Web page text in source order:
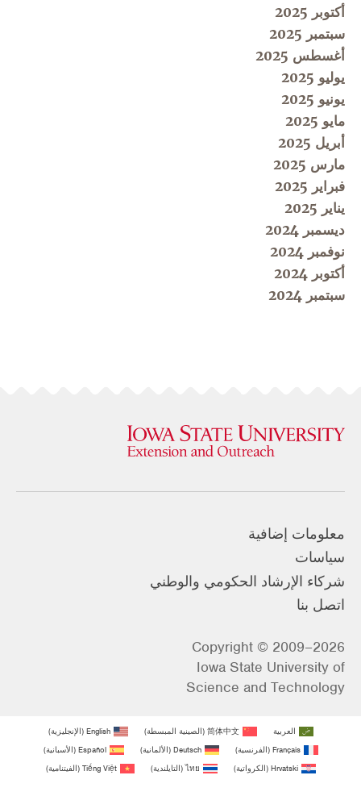
أكتوبر 2025
سبتمبر 2025
أغسطس 2025
يوليو 2025
يونيو 2025
مايو 2025
أبريل 2025
مارس 2025
فبراير 2025
يناير 2025
ديسمبر 2024
نوفمبر 2024
أكتوبر 2024
سبتمبر 2024
معلومات إضافية
سياسات
شركاء الإرشاد الحكومي والوطني
اتصل بنا
Copyright © 2009–2026
Iowa State University of
Science and Technology
العربية 简体中文
(الصينية المبسطة)
English
(الإنجليزية)
Français
(الفرنسية)
Deutsch
(الألمانية)
Español
(الأسبانية)
Hrvatski
(الكرواتية)
ไทย
(التايلندية)
Tiếng Việt
(الفيتنامية)